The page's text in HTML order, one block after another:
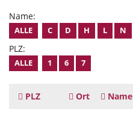
Name:
ALLE C D H L N
PLZ:
ALLE 1 6 7
PLZ Ort Name